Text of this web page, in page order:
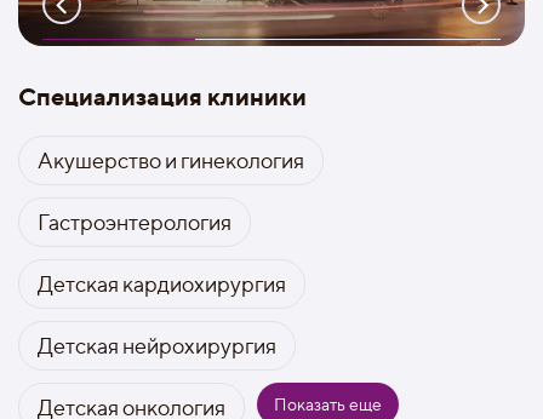
Специализация клиники
Акушерство и гинекология
Гастроэнтерология
Детская кардиохирургия
Детская нейрохирургия
Детская онкология Показать еще